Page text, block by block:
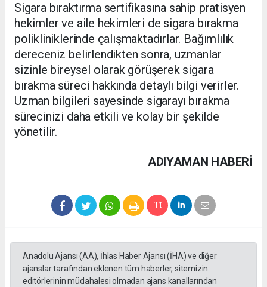
Sigara bıraktırma sertifikasına sahip pratisyen
hekimler ve aile hekimleri de sigara bırakma
polikliniklerinde çalışmaktadırlar. Bağımlılık
dereceniz belirlendikten sonra, uzmanlar
sizinle bireysel olarak görüşerek sigara
bırakma süreci hakkında detaylı bilgi verirler.
Uzman bilgileri sayesinde sigarayı bırakma
sürecinizi daha etkili ve kolay bir şekilde
yönetilir.
ADIYAMAN HABERİ
Anadolu Ajansı (AA), İhlas Haber Ajansı (İHA) ve diğer
ajanslar tarafından eklenen tüm haberler, sitemizin
editörlerinin müdahalesi olmadan ajans kanallarından